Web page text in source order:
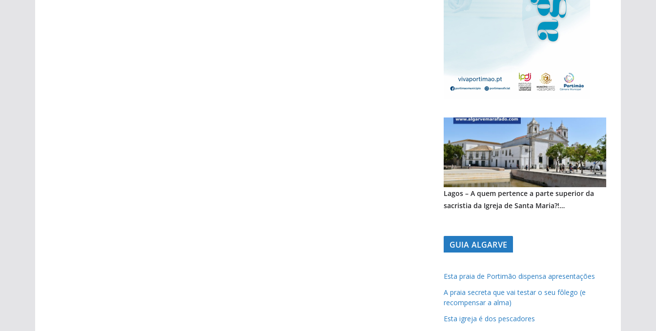
pub
pub
Lagos – A quem pertence a parte superior da
sacristia da Igreja de Santa Maria?!…
GUIA ALGARVE
Esta praia de Portimão dispensa apresentações
A praia secreta que vai testar o seu fôlego (e
recompensar a alma)
Esta igreja é dos pescadores